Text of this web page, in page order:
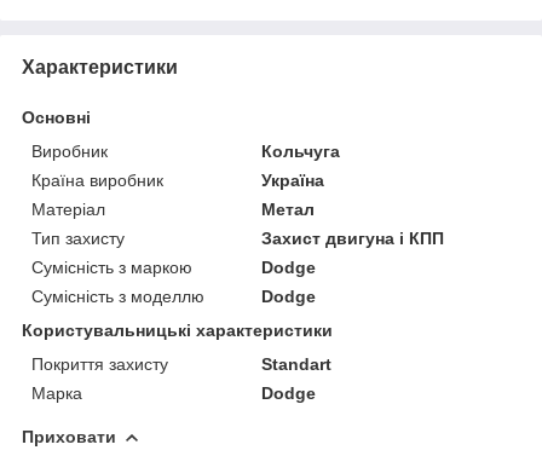
Характеристики
Основні
Виробник
Кольчуга
Країна виробник
Україна
Матеріал
Метал
Тип захисту
Захист двигуна і КПП
Сумісність з маркою
Dodge
Сумісність з моделлю
Dodge
Користувальницькі характеристики
Покриття захисту
Standart
Марка
Dodge
Приховати